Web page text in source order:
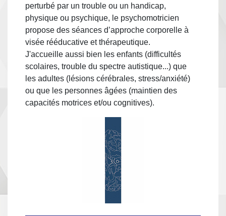
perturbé par un trouble ou un handicap,
physique ou psychique, le psychomotricien
propose des séances d’approche corporelle à
visée rééducative et thérapeutique.
J'accueille aussi bien les enfants (difficultés
scolaires, trouble du spectre autistique...) que
les adultes (lésions cérébrales, stress/anxiété)
ou que les personnes âgées (maintien des
capacités motrices et/ou cognitives).